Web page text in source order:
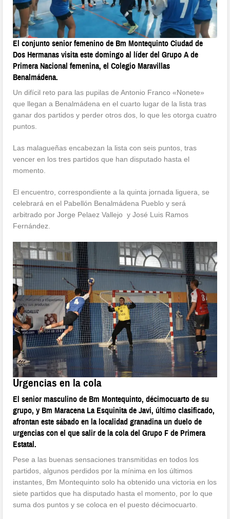
El conjunto senior femenino de Bm Montequinto Ciudad de
Dos Hermanas visita este domingo al líder del Grupo A de
Primera Nacional femenina, el Colegio Maravillas
Benalmádena.
Un difícil reto para las pupilas de Antonio Franco «Nonete»
que llegan a Benalmádena en el cuarto lugar de la lista tras
ganar dos partidos y perder otros dos, lo que les otorga cuatro
puntos.
Las malagueñas encabezan la lista con seis puntos, tras
vencer en los tres partidos que han disputado hasta el
momento.
El encuentro, correspondiente a la quinta jornada liguera, se
celebrará en el Pabellón Benalmádena Pueblo y será
arbitrado por Jorge Pelaez Vallejo y José Luis Ramos
Fernández.
Urgencias en la cola
El senior masculino de Bm Montequinto, décimocuarto de su
grupo, y Bm Maracena La Esquinita de Javi, último clasificado,
afrontan este sábado en la localidad granadina un duelo de
urgencias con el que salir de la cola del Grupo F de Primera
Estatal.
Pese a las buenas sensaciones transmitidas en todos los
partidos, algunos perdidos por la mínima en los últimos
instantes, Bm Montequinto solo ha obtenido una victoria en los
siete partidos que ha disputado hasta el momento, por lo que
suma dos puntos y se coloca en el puesto décimocuarto.